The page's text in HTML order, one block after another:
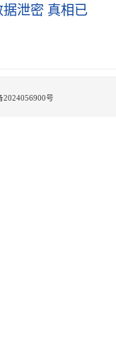
据泄密 真相已
2024056900号